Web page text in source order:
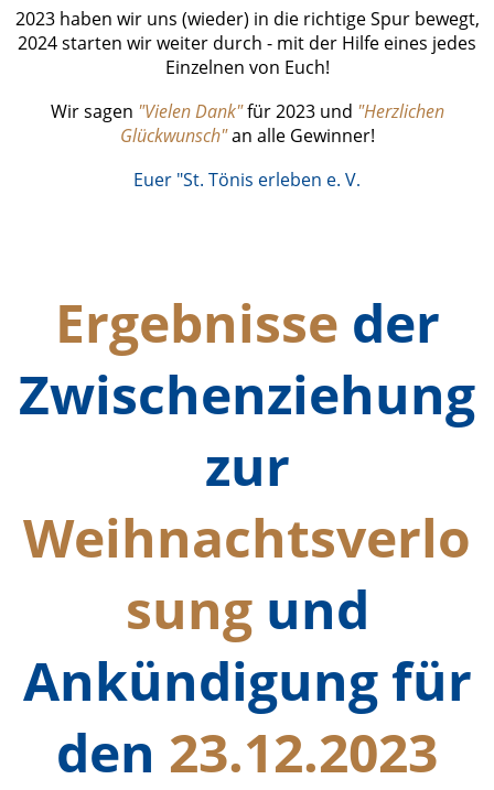
2023 haben wir uns (wieder) in die richtige Spur bewegt,
2024 starten wir weiter durch - mit der Hilfe eines jedes
Einzelnen von Euch!
Wir sagen "Vielen Dank"für 2023 und "Herzlichen
Glückwunsch"an alle Gewinner!
Euer "St. Tönis erleben e. V.
Ergebnisse der
Zwischenziehung
zur
Weihnachtsverlo
sungund
Ankündigung für
den 23.12.2023